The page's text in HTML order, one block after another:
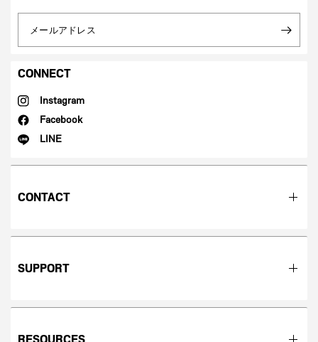
メールアドレス
CONNECT
Instagram
Facebook
LINE
CONTACT
SUPPORT